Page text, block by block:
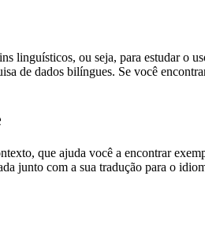
linguísticos, ou seja, para estudar o
de dados bilíngues. Se você
que ajuda você a encontrar
junto com a sua tradução para o